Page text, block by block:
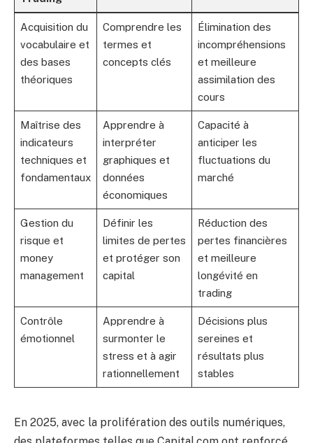
Acquisition du
vocabulaire et
des bases
théoriques
Comprendre les
termes et
concepts clés
Élimination des
incompréhensions
et meilleure
assimilation des
cours
Maîtrise des
indicateurs
techniques et
fondamentaux
Apprendre à
interpréter
graphiques et
données
économiques
Capacité à
anticiper les
fluctuations du
marché
Gestion du
risque et
money
management
Définir les
limites de pertes
et protéger son
capital
Réduction des
pertes financières
et meilleure
longévité en
trading
Contrôle
émotionnel
Apprendre à
surmonter le
stress et à agir
rationnellement
Décisions plus
sereines et
résultats plus
stables
En 2025, avec la prolifération des outils numériques,